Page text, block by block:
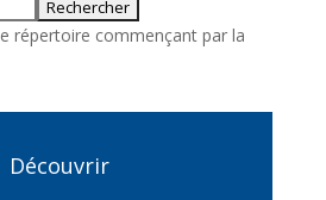
répertoire commençant par la
Découvrir